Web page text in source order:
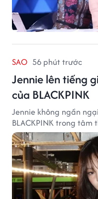
SAO 56 phút trước
Jennie lên tiếng
của BLACKPINK
Jennie không ngần
BLACKPINK trong